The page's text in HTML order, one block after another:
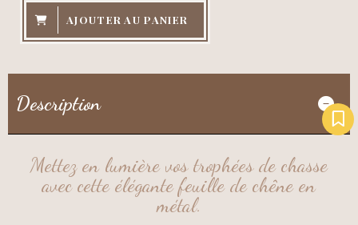
AJOUTER AU PANIER
Description
Mettez en lumière vos trophées de chasse
avec cette élégante feuille de chêne en
métal.